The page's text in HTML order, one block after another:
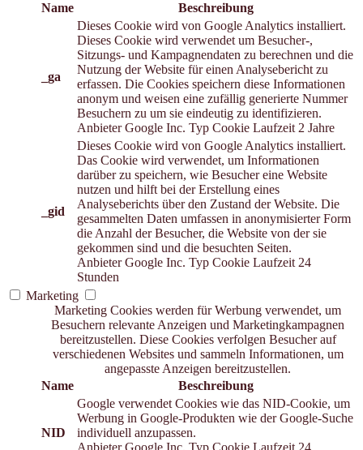
Name
Beschreibung
_ga
Dieses Cookie wird von Google Analytics installiert.
Dieses Cookie wird verwendet um Besucher-,
Sitzungs- und Kampagnendaten zu berechnen und die
Nutzung der Website für einen Analysebericht zu
erfassen. Die Cookies speichern diese Informationen
anonym und weisen eine zufällig generierte Nummer
Besuchern zu um sie eindeutig zu identifizieren.
Anbieter Google Inc. Typ Cookie Laufzeit 2 Jahre
_gid
Dieses Cookie wird von Google Analytics installiert.
Das Cookie wird verwendet, um Informationen
darüber zu speichern, wie Besucher eine Website
nutzen und hilft bei der Erstellung eines
Analyseberichts über den Zustand der Website. Die
gesammelten Daten umfassen in anonymisierter Form
die Anzahl der Besucher, die Website von der sie
gekommen sind und die besuchten Seiten.
Anbieter Google Inc. Typ Cookie Laufzeit 24
Stunden
Marketing
Marketing Cookies werden für Werbung verwendet, um
Besuchern relevante Anzeigen und Marketingkampagnen
bereitzustellen. Diese Cookies verfolgen Besucher auf
verschiedenen Websites und sammeln Informationen, um
angepasste Anzeigen bereitzustellen.
Name
Beschreibung
NID
Google verwendet Cookies wie das NID-Cookie, um
Werbung in Google-Produkten wie der Google-Suche
individuell anzupassen.